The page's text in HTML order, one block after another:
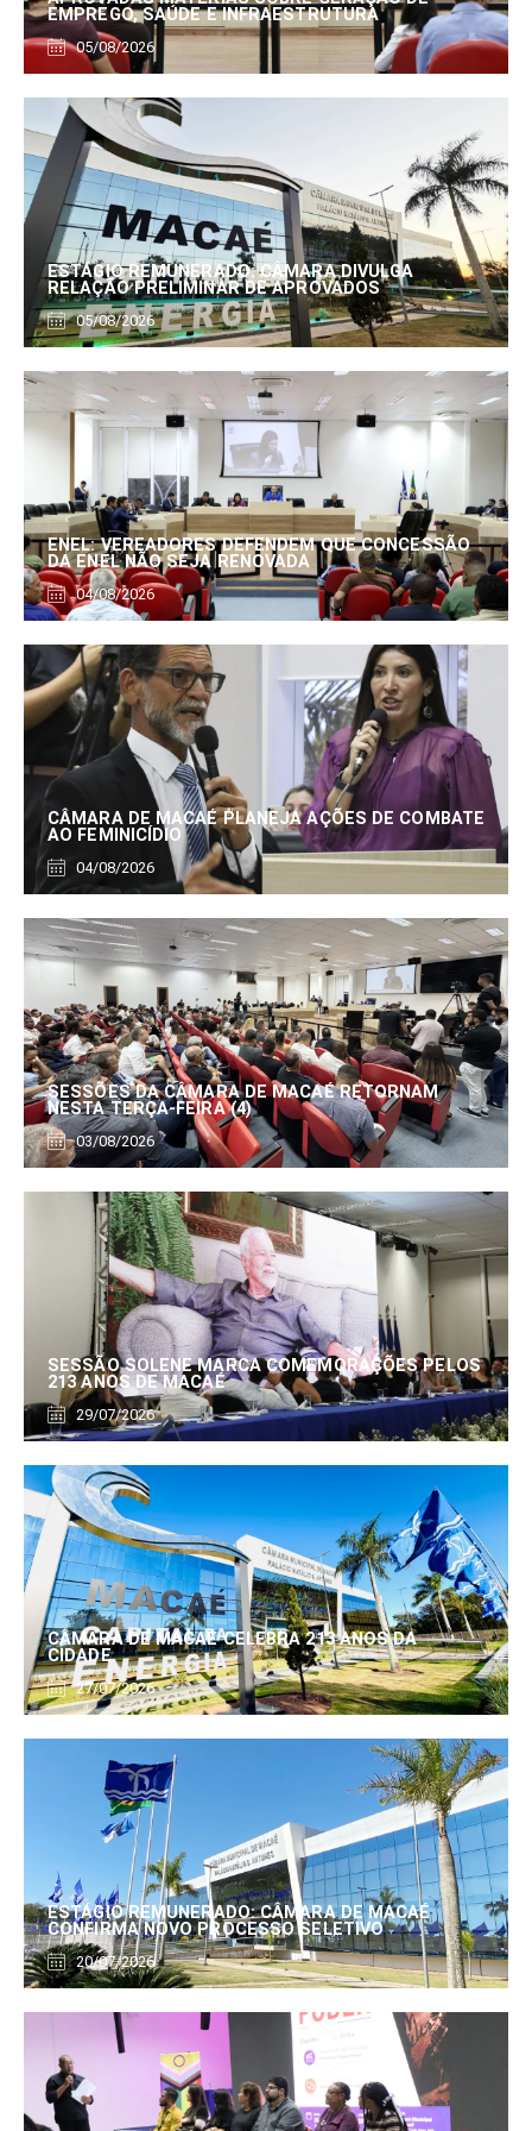
EMPREGO, SAÚDE E INFRAESTRUTURA
05/08/2026
ESTÁGIO REMUNERADO: CÂMARA DIVULGA
RELAÇÃO PRELIMINAR DE APROVADOS
05/08/2026
ENEL: VEREADORES DEFENDEM QUE CONCESSÃO
DA ENEL NÃO SEJA RENOVADA
04/08/2026
CÂMARA DE MACAÉ PLANEJA AÇÕES DE COMBATE
AO FEMINICÍDIO
04/08/2026
SESSÕES DA CÂMARA DE MACAÉ RETORNAM
NESTA TERÇA-FEIRA (4)
03/08/2026
SESSÃO SOLENE MARCA COMEMORAÇÕES PELOS
213 ANOS DE MACAÉ
29/07/2026
CÂMARA DE MACAÉ CELEBRA 213 ANOS DA
CIDADE
27/07/2026
ESTÁGIO REMUNERADO: CÂMARA DE MACAÉ
CONFIRMA NOVO PROCESSO SELETIVO
20/07/2026